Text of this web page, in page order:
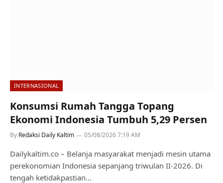
INTERNASIONAL
Konsumsi Rumah Tangga Topang
Ekonomi Indonesia Tumbuh 5,29 Persen
By Redaksi Daily Kaltim 05/08/2026 7:19 AM
Dailykaltim.co – Belanja masyarakat menjadi mesin utama
perekonomian Indonesia sepanjang triwulan II-2026. Di
tengah ketidakpastian…